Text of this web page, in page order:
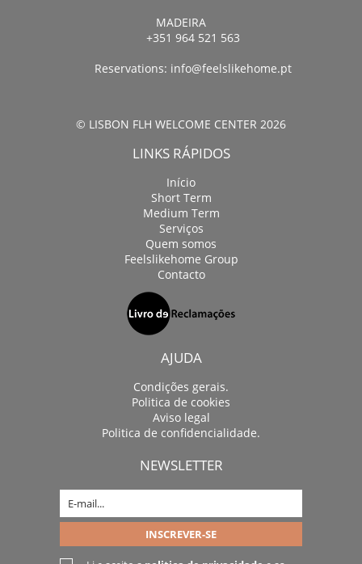
MADEIRA
+351 964 521 563
Reservations: info@feelslikehome.pt
© LISBON FLH WELCOME CENTER 2026
LINKS RÁPIDOS
Início
Short Term
Medium Term
Serviços
Quem somos
Feelslikehome Group
Contacto
AJUDA
Condições gerais.
Politica de cookies
Aviso legal
Politica de confidencialidade.
NEWSLETTER